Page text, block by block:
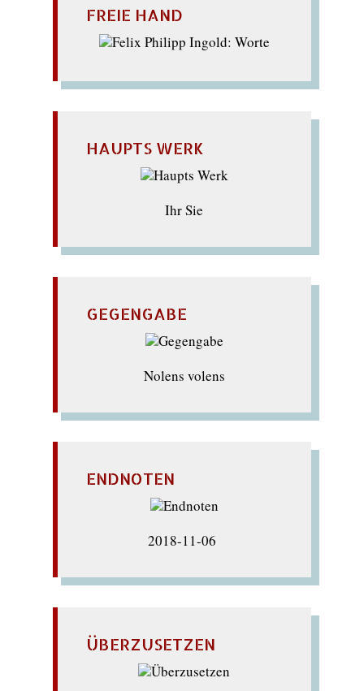
FREIE HAND
HAUPTS WERK
Ihr Sie
GEGENGABE
Nolens volens
ENDNOTEN
2018-11-06
ÜBERZUSETZEN